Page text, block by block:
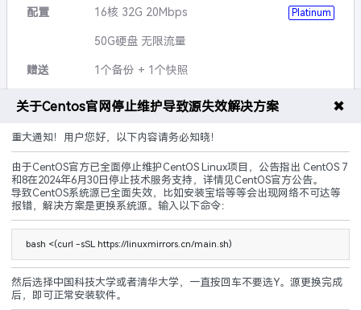
配置 16核 32G 20Mbps Platinum
50G硬盘 无限流量
赠送 1个备份 + 1个快照
可升级 硬盘,带宽,流量等
说明 5G防御 黑洞3小时
CN2优化 建站优化 原生IP
¥240.00 起/ 月
立即购买
关于Centos官网停止维护导致源失效解决方案 ✖
重大通知！用户您好，以下内容请务必知晓！
由于CentOS官方已全面停止维护CentOS Linux项目，公告指出 CentOS 7
和8在2024年6月30日停止技术服务支持，详情见CentOS官方公告。
导致CentOS系统源已全面失效，比如安装宝塔等等会出现网络不可达等
报错，解决方案是更换系统源。输入以下命令：
bash <(curl -sSL https://linuxmirrors.cn/main.sh)
然后选择中国科技大学或者清华大学，一直按回车不要选Y。源更换完成
后，即可正常安装软件。